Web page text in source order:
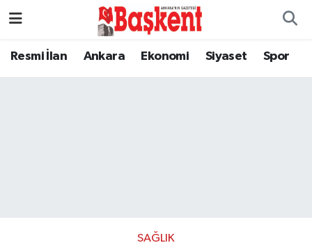
Resmi İlan Ankara Ekonomi Siyaset Spor
SAĞLIK